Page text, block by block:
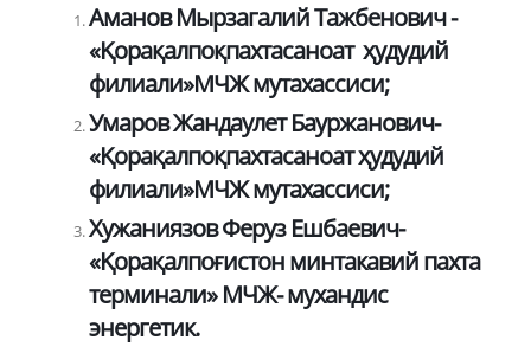
Аманов Мырзагалий Тажбенович -
«Қорақалпоқпахтасаноат ҳудудий
филиали»МЧЖ мутахассиси;
Умаров Жандаулет Бауржанович-
«Қорақалпоқпахтасаноат ҳудудий
филиали»МЧЖ мутахассиси;
Хужаниязов Феруз Ешбаевич-
«Қорақалпоғистон минтакавий пахта
терминали» МЧЖ- мухандис
энергетик.